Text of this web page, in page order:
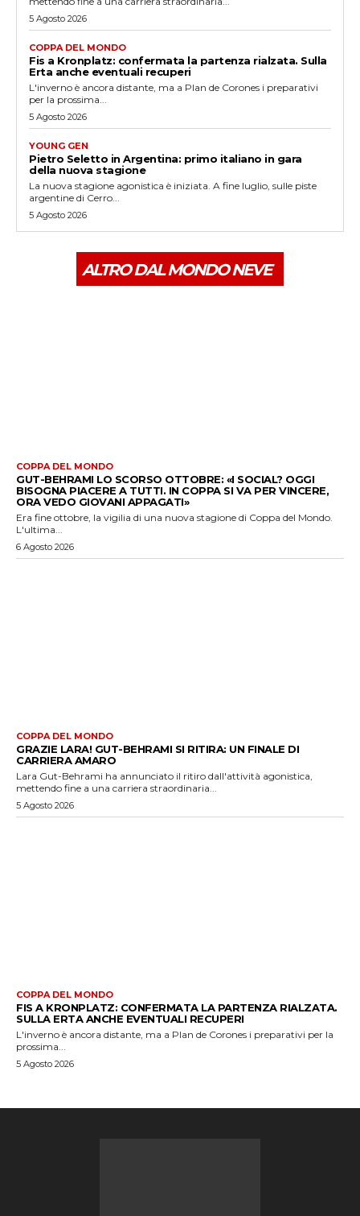
5 Agosto 2026
COPPA DEL MONDO
Fis a Kronplatz: confermata la partenza rialzata. Sulla
Erta anche eventuali recuperi
L'inverno è ancora distante, ma a Plan de Corones i preparativi
per la prossima...
5 Agosto 2026
YOUNG GEN
Pietro Seletto in Argentina: primo italiano in gara
della nuova stagione
La nuova stagione agonistica è iniziata. A fine luglio, sulle piste
argentine di Cerro...
5 Agosto 2026
ALTRO DAL MONDO NEVE
COPPA DEL MONDO
GUT-BEHRAMI LO SCORSO OTTOBRE: «I SOCIAL? OGGI
BISOGNA PIACERE A TUTTI. IN COPPA SI VA PER VINCERE,
ORA VEDO GIOVANI APPAGATI»
Era fine ottobre, la vigilia di una nuova stagione di Coppa del Mondo.
L'ultima...
6 Agosto 2026
COPPA DEL MONDO
GRAZIE LARA! GUT-BEHRAMI SI RITIRA: UN FINALE DI
CARRIERA AMARO
Lara Gut-Behrami ha annunciato il ritiro dall'attività agonistica,
mettendo fine a una carriera straordinaria...
5 Agosto 2026
COPPA DEL MONDO
FIS A KRONPLATZ: CONFERMATA LA PARTENZA RIALZATA.
SULLA ERTA ANCHE EVENTUALI RECUPERI
L'inverno è ancora distante, ma a Plan de Corones i preparativi per la
prossima...
5 Agosto 2026